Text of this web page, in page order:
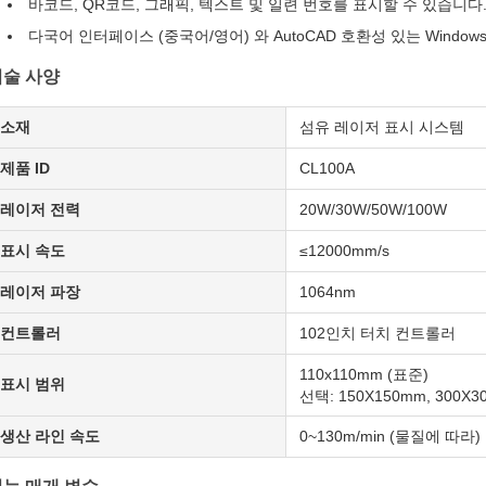
바코드, QR코드, 그래픽, 텍스트 및 일련 번호를 표시할 수 있습니다.
다국어 인터페이스 (중국어/영어) 와 AutoCAD 호환성 있는
술 사양
소재 섬유 레이저 표시 시스템
제품 ID CL100A
레이저 전력 20W/30W/50W/100W
표시 속도 ≤12000mm/s
레이저 파장 1064nm
컨트롤러 102인치 터치 컨트롤러
표시 범위
110x110mm (표준)
선택: 150X150mm,
생산 라인 속도 0~130m/min (물질에 따라)